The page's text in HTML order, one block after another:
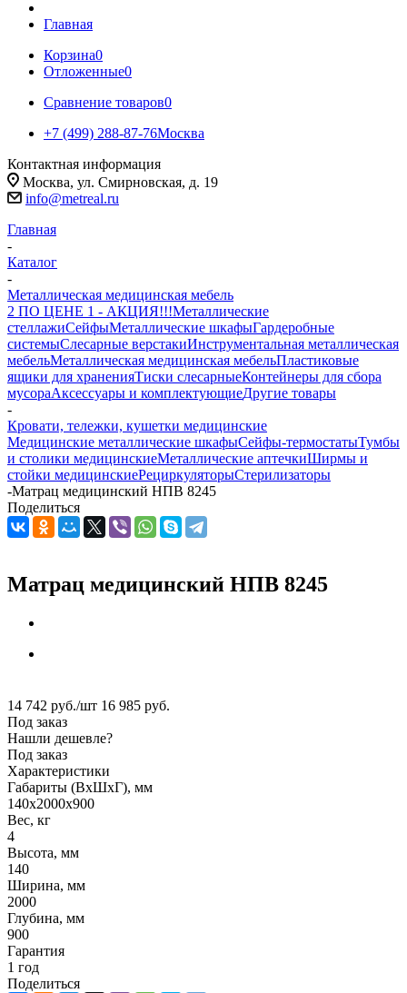
Главная
Корзина0
Отложенные0
Сравнение товаров0
+7 (499) 288-87-76Москва
Контактная информация
Москва, ул. Смирновская, д. 19
info@metreal.ru
Главная
-
Каталог
-
Металлическая медицинская мебель
2 ПО ЦЕНЕ 1 - АКЦИЯ!!!Металлические
стеллажиСейфыМеталлические шкафыГардеробные
системыСлесарные верстакиИнструментальная металлическая
мебельМеталлическая медицинская мебельПластиковые
ящики для храненияТиски слесарныеКонтейнеры для сбора
мусораАксессуары и комплектующиеДругие товары
-
Кровати, тележки, кушетки медицинские
Медицинские металлические шкафыСейфы-термостатыТумбы
и столики медицинскиеМеталлические аптечкиШирмы и
стойки медицинскиеРециркуляторыСтерилизаторы
-Матрац медицинский НПВ 8245
Поделиться
Матрац медицинский НПВ 8245
14 742 руб./шт 16 985 руб.
Под заказ
Нашли дешевле?
Под заказ
Характеристики
Габариты (ВxШxГ), мм
140x2000x900
Вес, кг
4
Высота, мм
140
Ширина, мм
2000
Глубина, мм
900
Гарантия
1 год
Поделиться